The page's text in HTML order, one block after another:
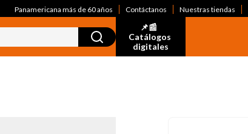
Panamericana más de 60 años Contáctanos Nuestras tiendas
📌📰
Catálogos
digitales